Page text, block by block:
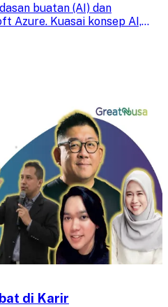
buatan (AI) dan
Azure. Kuasai konsep AI,
di Karir